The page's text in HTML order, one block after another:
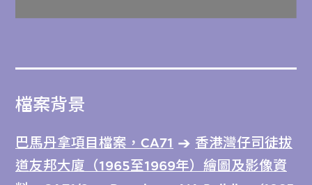
檔案背景
巴馬丹拿項目檔案，CA71
香港灣仔司徒拔
道友邦大廈（1965至1969年）繪圖及影像資